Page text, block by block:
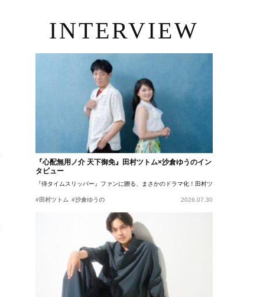
INTERVIEW
『心配無用ノ介 天下御免』田村ツトム×沙倉ゆうのイン
タビュー
『侍タイムスリッパー』ファンに贈る、まさかのドラマ化！田村ツトム×沙倉ゆうのが語
#田村ツトム #沙倉ゆうの 2026.07.30